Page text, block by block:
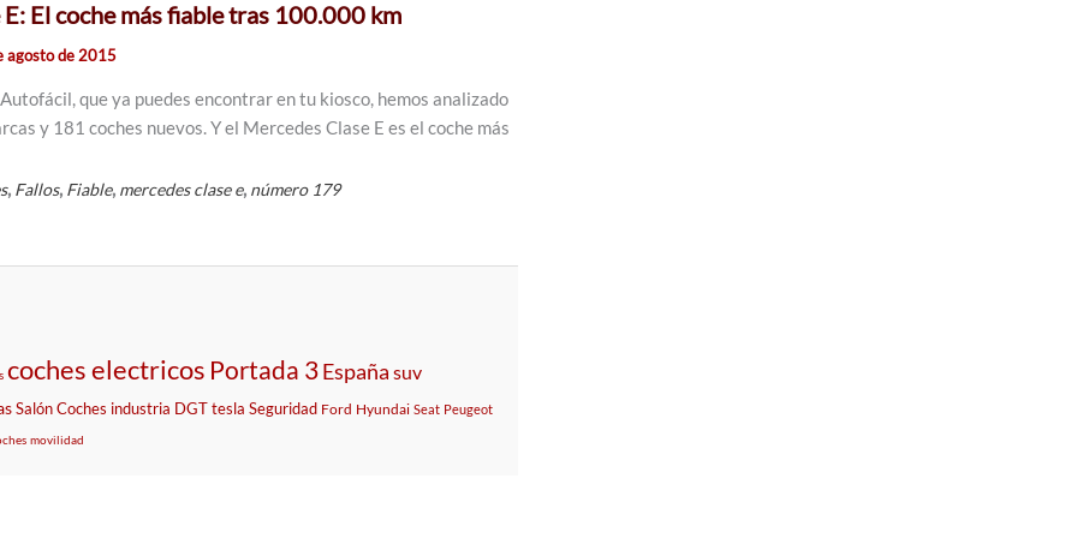
El coche más fiable tras 100.000 km
agosto de 2015
que ya puedes encontrar en tu kiosco, hemos analizado
y 181 coches nuevos. Y el Mercedes Clase E es el coche más
, Fallos, Fiable, mercedes clase e, número 179
coches electricos Portada 3España suv
SalónCoches industria DGT tesla Seguridad Ford Hyundai Seat Peugeot
movilidad